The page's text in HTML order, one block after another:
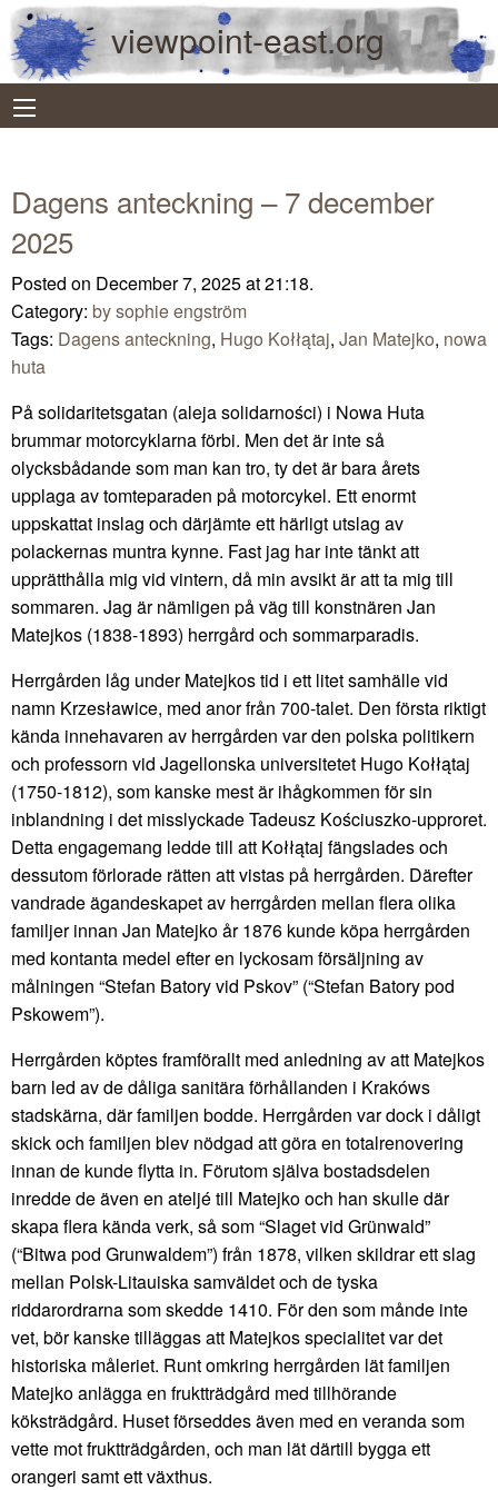
viewpoint-east.org
Dagens anteckning – 7 december
2025
Posted on December 7, 2025 at 21:18.
Category: by sophie engström
Tags: Dagens anteckning, Hugo Kołłątaj, Jan Matejko, nowa
huta
På solidaritetsgatan (aleja solidarności) i Nowa Huta
brummar motorcyklarna förbi. Men det är inte så
olycksbådande som man kan tro, ty det är bara årets
upplaga av tomteparaden på motorcykel. Ett enormt
uppskattat inslag och därjämte ett härligt utslag av
polackernas muntra kynne. Fast jag har inte tänkt att
upprätthålla mig vid vintern, då min avsikt är att ta mig till
sommaren. Jag är nämligen på väg till konstnären Jan
Matejkos (1838-1893) herrgård och sommarparadis.
Herrgården låg under Matejkos tid i ett litet samhälle vid
namn Krzesławice, med anor från 700-talet. Den första riktigt
kända innehavaren av herrgården var den polska politikern
och professorn vid Jagellonska universitetet Hugo Kołłątaj
(1750-1812), som kanske mest är ihågkommen för sin
inblandning i det misslyckade Tadeusz Kościuszko-upproret.
Detta engagemang ledde till att Kołłątaj fängslades och
dessutom förlorade rätten att vistas på herrgården. Därefter
vandrade ägandeskapet av herrgården mellan flera olika
familjer innan Jan Matejko år 1876 kunde köpa herrgården
med kontanta medel efter en lyckosam försäljning av
målningen “Stefan Batory vid Pskov” (“Stefan Batory pod
Pskowem”).
Herrgården köptes framförallt med anledning av att Matejkos
barn led av de dåliga sanitära förhållanden i Krakóws
stadskärna, där familjen bodde. Herrgården var dock i dåligt
skick och familjen blev nödgad att göra en totalrenovering
innan de kunde flytta in. Förutom själva bostadsdelen
inredde de även en ateljé till Matejko och han skulle där
skapa flera kända verk, så som “Slaget vid Grünwald”
(“Bitwa pod Grunwaldem”) från 1878, vilken skildrar ett slag
mellan Polsk-Litauiska samväldet och de tyska
riddarordrarna som skedde 1410. För den som månde inte
vet, bör kanske tilläggas att Matejkos specialitet var det
historiska måleriet. Runt omkring herrgården lät familjen
Matejko anlägga en fruktträdgård med tillhörande
köksträdgård. Huset förseddes även med en veranda som
vette mot fruktträdgården, och man lät därtill bygga ett
orangeri samt ett växthus.